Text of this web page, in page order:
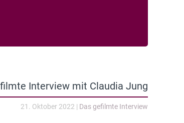
Interview mit Claudia Jung
21. Oktober 2022 | Das gefilmte Interview